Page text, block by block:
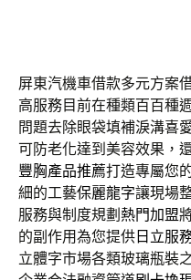
屏東汽機車借款多元方案
高服務目前在種類百百種
問題去除眼袋填補淚溝喜
可防老化達到美容效果，
豐胸產品推薦打造專屬您
細的工藝保麗龍字讓現場
服務與制度規劃 熱門加盟
的副作用為您提供 日立服
立體字市場各類玻璃瓶裝